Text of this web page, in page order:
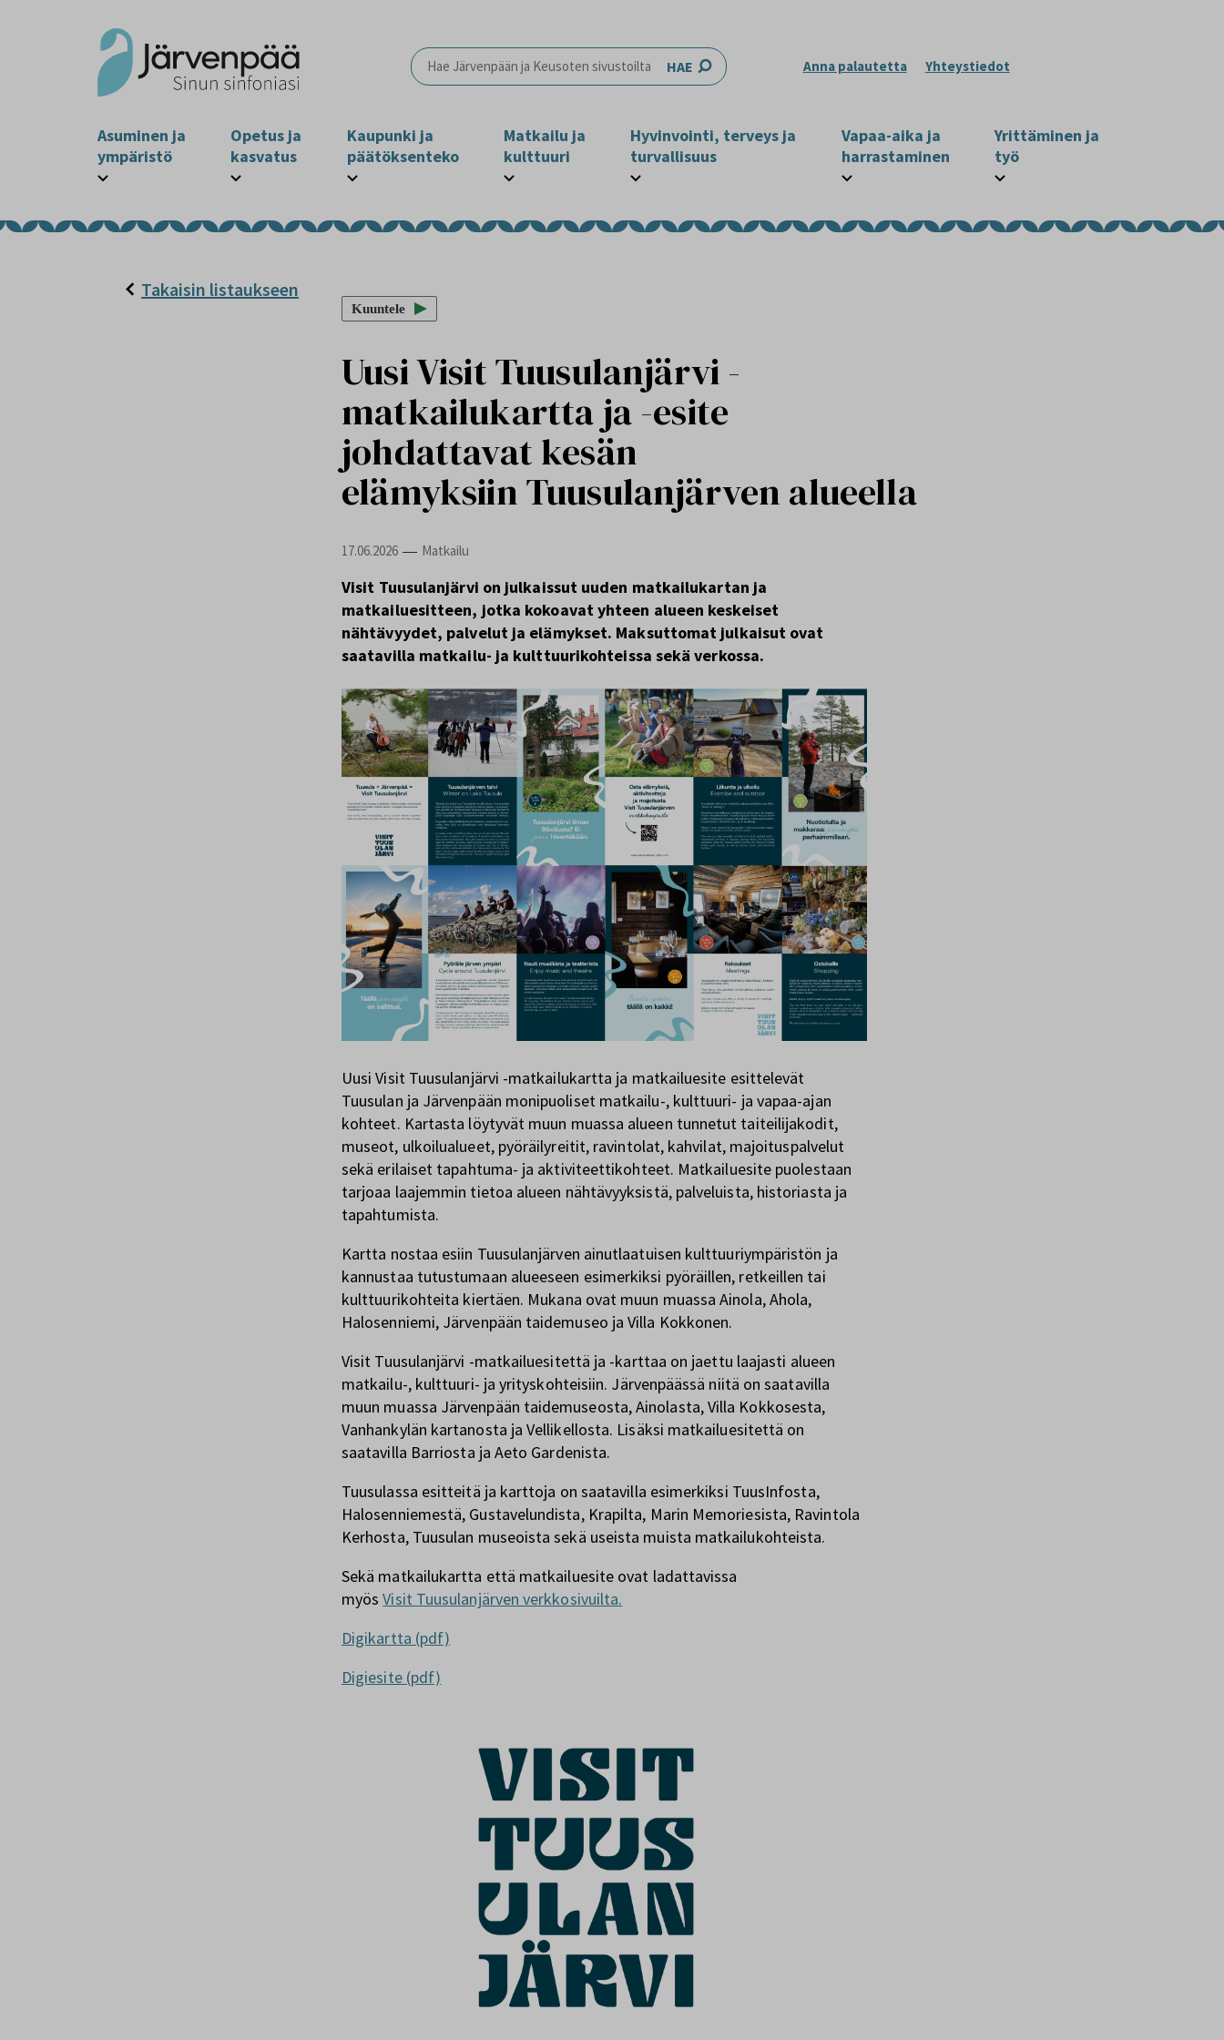
HAE Anna palautetta Yhteystiedot
Asuminen ja
ympäristö
Opetus ja
kasvatus
Kaupunki ja
päätöksenteko
Matkailu ja
kulttuuri
Hyvinvointi, terveys ja
turvallisuus
Vapaa-aika ja
harrastaminen
Yrittäminen ja
työ
Takaisin listaukseen
Kuuntele
Uusi Visit Tuusulanjärvi -
matkailukartta ja -esite
johdattavat kesän
elämyksiin Tuusulanjärven alueella
17.06.2026 — Matkailu
Visit Tuusulanjärvi on julkaissut uuden matkailukartan ja
matkailuesitteen, jotka kokoavat yhteen alueen keskeiset
nähtävyydet, palvelut ja elämykset. Maksuttomat julkaisut ovat
saatavilla matkailu- ja kulttuurikohteissa sekä verkossa.
Uusi Visit Tuusulanjärvi -matkailukartta ja matkailuesite esittelevät
Tuusulan ja Järvenpään monipuoliset matkailu-, kulttuuri- ja vapaa-ajan
kohteet. Kartasta löytyvät muun muassa alueen tunnetut taiteilijakodit,
museot, ulkoilualueet, pyöräilyreitit, ravintolat, kahvilat, majoituspalvelut
sekä erilaiset tapahtuma- ja aktiviteettikohteet. Matkailuesite puolestaan
tarjoaa laajemmin tietoa alueen nähtävyyksistä, palveluista, historiasta ja
tapahtumista.
Kartta nostaa esiin Tuusulanjärven ainutlaatuisen kulttuuriympäristön ja
kannustaa tutustumaan alueeseen esimerkiksi pyöräillen, retkeillen tai
kulttuurikohteita kiertäen. Mukana ovat muun muassa Ainola, Ahola,
Halosenniemi, Järvenpään taidemuseo ja Villa Kokkonen.
Visit Tuusulanjärvi -matkailuesitettä ja -karttaa on jaettu laajasti alueen
matkailu-, kulttuuri- ja yrityskohteisiin. Järvenpäässä niitä on saatavilla
muun muassa Järvenpään taidemuseosta, Ainolasta, Villa Kokkosesta,
Vanhankylän kartanosta ja Vellikellosta. Lisäksi matkailuesitettä on
saatavilla Barriosta ja Aeto Gardenista.
Tuusulassa esitteitä ja karttoja on saatavilla esimerkiksi TuusInfosta,
Halosenniemestä, Gustavelundista, Krapilta, Marin Memoriesista, Ravintola
Kerhosta, Tuusulan museoista sekä useista muista matkailukohteista.
Sekä matkailukartta että matkailuesite ovat ladattavissa
myösVisit Tuusulanjärven verkkosivuilta.
Digikartta (pdf)
Digiesite (pdf)